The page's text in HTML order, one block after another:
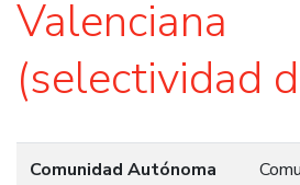
Valenciana
(selectividad
Comunidad Autónoma